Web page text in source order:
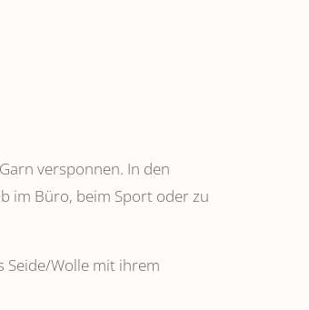
versponnen. In den
im Büro, beim Sport oder zu
Seide/Wolle mit ihrem